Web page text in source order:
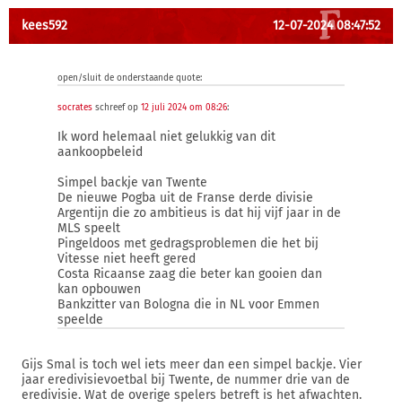
kees592 12-07-2024 08:47:52
open/sluit de onderstaande quote:
socrates schreef op 12 juli 2024 om 08:26:
Ik word helemaal niet gelukkig van dit
aankoopbeleid
Simpel backje van Twente
De nieuwe Pogba uit de Franse derde divisie
Argentijn die zo ambitieus is dat hij vijf jaar in de
MLS speelt
Pingeldoos met gedragsproblemen die het bij
Vitesse niet heeft gered
Costa Ricaanse zaag die beter kan gooien dan
kan opbouwen
Bankzitter van Bologna die in NL voor Emmen
speelde
Gijs Smal is toch wel iets meer dan een simpel backje. Vier
jaar eredivisievoetbal bij Twente, de nummer drie van de
eredivisie. Wat de overige spelers betreft is het afwachten.